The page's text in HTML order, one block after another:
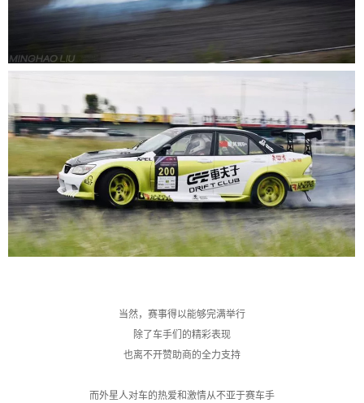
当然，赛事得以能够完满举行
除了车手们的精彩表现
也离不开赞助商的全力支持
而外星人对车的热爱和激情从不亚于赛车手